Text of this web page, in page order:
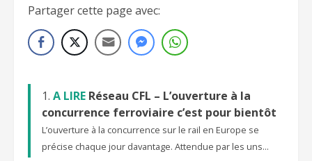
Partager cette page avec:
A LIRE Réseau CFL – L’ouverture à la
concurrence ferroviaire c’est pour bientôt
L’ouverture à la concurrence sur le rail en Europe se
précise chaque jour davantage. Attendue par les uns...